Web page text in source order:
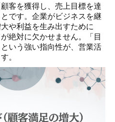
客を獲得し、売上目標を達
です。企業がビジネスを継
や利益を生み出すために
絶対に欠かせません。「目
いう強い指向性が、営業活
。